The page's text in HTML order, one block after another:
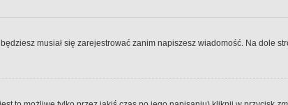
musiał się zarejestrować zanim napiszesz wiadomość. Na dole